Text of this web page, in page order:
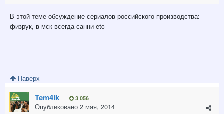
В этой теме обсуждение сериалов российского производства:
физрук, в мск всегда санни etc
Наверх
Tem4ik 3 056
Опубликовано 2 мая, 2014